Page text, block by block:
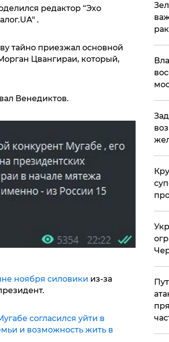
редактор “Эхо
.
тайно приезжал основной
Цвангираи, который,
Венедиктов.
ноября силовики из-за
согласился уйти в
и возможность жить в